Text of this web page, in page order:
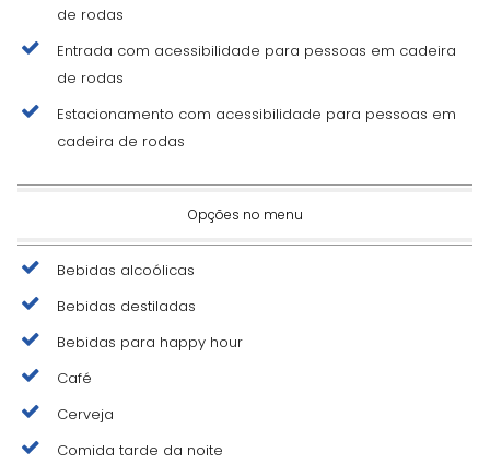
de rodas
Entrada com acessibilidade para pessoas em cadeira
de rodas
Estacionamento com acessibilidade para pessoas em
cadeira de rodas
Opções no menu
Bebidas alcoólicas
Bebidas destiladas
Bebidas para happy hour
Café
Cerveja
Comida tarde da noite